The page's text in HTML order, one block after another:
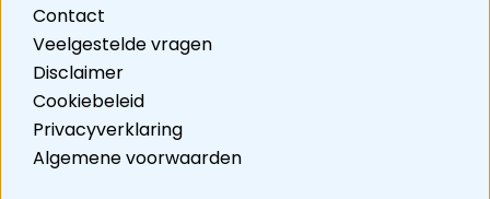
Contact
Veelgestelde vragen
Disclaimer
Cookiebeleid
Privacyverklaring
Algemene voorwaarden